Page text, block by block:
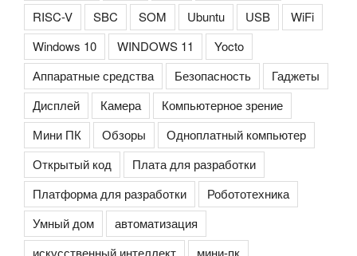
RISC-V
SBC SOM Ubuntu USB
WiFi
Windows 10
WINDOWS 11
Yocto
Аппаратные средства
Безопасность
Гаджеты
Дисплей
Камера
Компьютерное зрение
Мини ПК
Обзоры
Одноплатный компьютер
Открытый код
Плата для разработки
Платформа для разработки
Робототехника
Умный дом
автоматизация
искусственный интеллект
мини-пк